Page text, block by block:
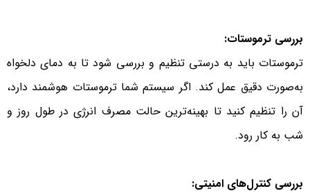
بررسی ترموستات:
ترموستات باید به درستی تنظیم و بررسی شود تا به دمای دلخواه
به‌صورت دقیق عمل کند. اگر سیستم شما ترموستات هوشمند دارد،
آن را تنظیم کنید تا بهینه‌ترین حالت مصرف انرژی در طول روز و
شب به کار رود.
بررسی کنترل‌های امنیتی: